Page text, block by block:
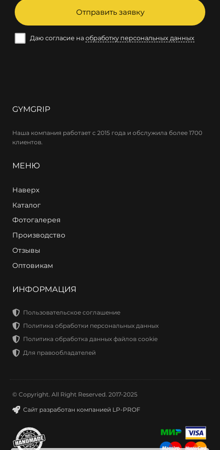
Отправить заявку
Даю согласие на обработку персональных данных
GYMGRIP
Наша компания работает с 2015 года и обслужила более 1700
клиентов.
МЕНЮ
Наверх
Каталог
Фотогалерея
Производство
Отзывы
Оптовикам
ИНФОРМАЦИЯ
Пользовательское соглашение
Политика обработки персональных данных
Политика обработка данных файлов cookie
Для правообладателей
© Copyright. All Right Reserved. 2017-2025
Сайт разработан компанией LP-PROF